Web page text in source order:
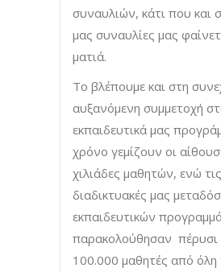
συναυλιών, κάτι που και
μας συναυλίες μας
ματιά.
Το βλέπουμε και στη
αυξανόμενη συμμετοχή
εκπαιδευτικά μας
χρόνο γεμίζουν οι
χιλιάδες μαθητών, ενώ τις
διαδικτυακές μας
εκπαιδευτικών
παρακολούθησαν
100.000 μαθητές από